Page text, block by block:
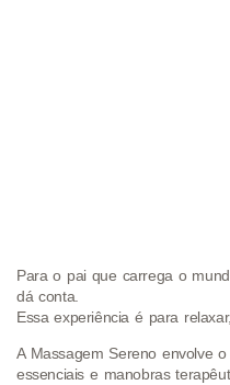
Para o pai que carrega o
dá conta.
Essa experiência é para
A Massagem Sereno envolve
essenciais e manobras